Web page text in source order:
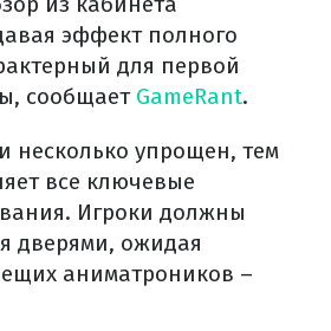
эффект полного
для первой
сообщает GameRant.
несколько упрощен, тем
все ключевые
Игроки должны
дверями, ожидая
аниматроников –